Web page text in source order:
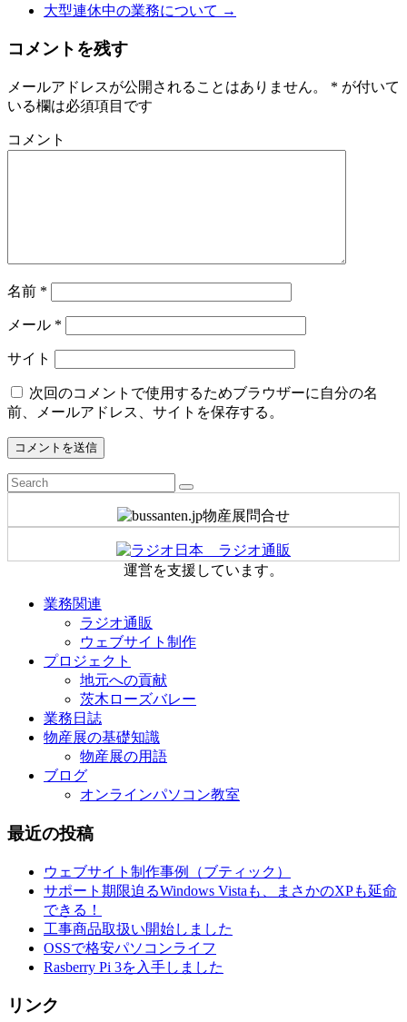
大型連休中の業務について →
コメントを残す
メールアドレスが公開されることはありません。 * が付いて
いる欄は必須項目です
コメント
名前 *
メール *
サイト
次回のコメントで使用するためブラウザーに自分の名
前、メールアドレス、サイトを保存する。
運営を支援しています。
業務関連
ラジオ通販
ウェブサイト制作
プロジェクト
地元への貢献
茨木ローズバレー
業務日誌
物産展の基礎知識
物産展の用語
ブログ
オンラインパソコン教室
最近の投稿
ウェブサイト制作事例（ブティック）
サポート期限迫るWindows Vistaも、まさかのXPも延命
できる！
工事商品取扱い開始しました
OSSで格安パソコンライフ
Rasberry Pi 3を入手しました
リンク